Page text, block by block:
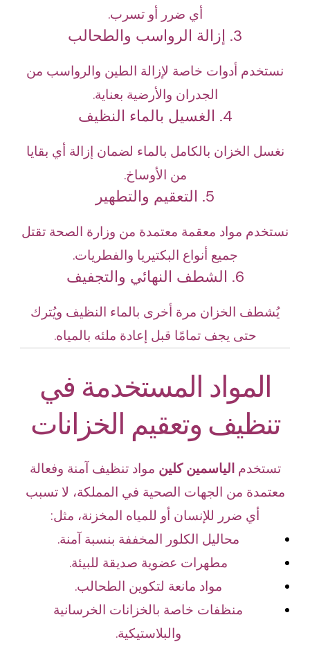
أي ضرر أو تسرب.
3. إزالة الرواسب والطحالب
نستخدم أدوات خاصة لإزالة الطين والرواسب من
الجدران والأرضية بعناية.
4. الغسيل بالماء النظيف
نغسل الخزان بالكامل بالماء لضمان إزالة أي بقايا
من الأوساخ.
5. التعقيم والتطهير
نستخدم مواد معقمة معتمدة من وزارة الصحة تقتل
جميع أنواع البكتيريا والفطريات.
6. الشطف النهائي والتجفيف
يُشطف الخزان مرة أخرى بالماء النظيف ويُترك
حتى يجف تمامًا قبل إعادة ملئه بالمياه.
المواد المستخدمة في
تنظيف وتعقيم الخزانات
تستخدمالياسمين كلين مواد تنظيف آمنة وفعالة
معتمدة من الجهات الصحية في المملكة، لا تسبب
أي ضرر للإنسان أو للمياه المخزنة، مثل:
محاليل الكلور المخففة بنسبة آمنة.
مطهرات عضوية صديقة للبيئة.
مواد مانعة لتكوين الطحالب.
منظفات خاصة بالخزانات الخرسانية
والبلاستيكية.